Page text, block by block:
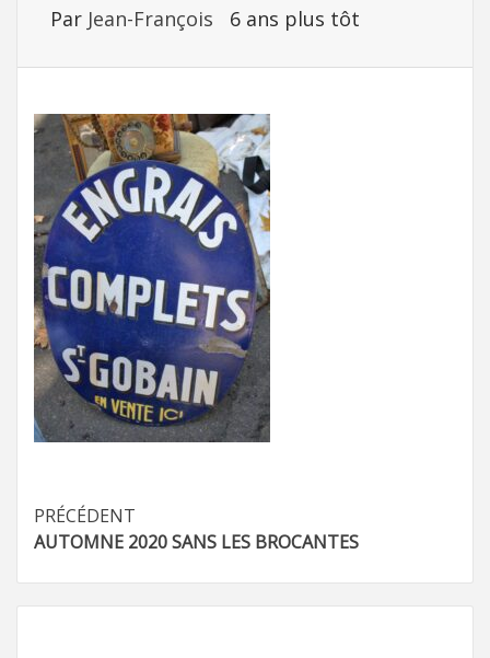
Par Jean-François 6 ans plus tôt
Navigation
d’article
PRÉCÉDENT
AUTOMNE 2020 SANS LES BROCANTES